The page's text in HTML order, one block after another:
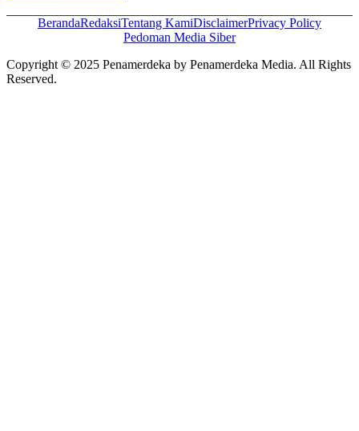
BerandaRedaksiTentang KamiDisclaimerPrivacy Policy
Pedoman Media Siber
Copyright © 2025 Penamerdeka by Penamerdeka Media. All Rights
Reserved.